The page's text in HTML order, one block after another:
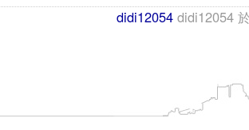
didi12054 didi12054